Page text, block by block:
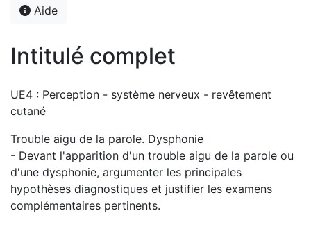
Aide
Intitulé complet
UE4 : Perception - système nerveux - revêtement
cutané
Trouble aigu de la parole. Dysphonie
- Devant l'apparition d'un trouble aigu de la parole ou
d'une dysphonie, argumenter les principales
hypothèses diagnostiques et justifier les examens
complémentaires pertinents.